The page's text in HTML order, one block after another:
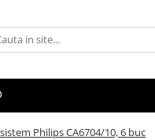
Philips CA6704/10, 6 buc